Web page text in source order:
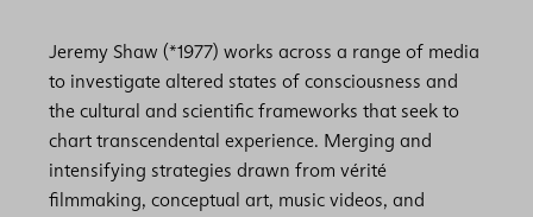
Jeremy Shaw (*1977) works across a range of media
to investigate altered states of consciousness and
the cultural and scientific frameworks that seek to
chart transcendental experience. Merging and
intensifying strategies drawn from vérité
filmmaking, conceptual art, music videos, and